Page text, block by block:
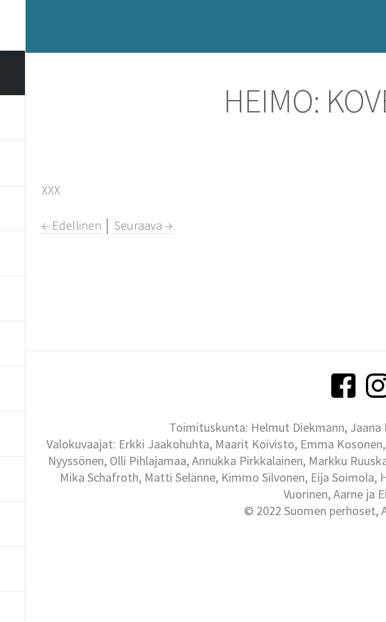
HEIMO:
XXX
← Edellinen │Seuraava →
Toimituskunta: Helmut Diekmann, Jaana
Valokuvaajat: Erkki Jaakohuhta, Maarit Koivisto, Emma
Nyyssönen, Olli Pihlajamaa, Annukka Pirkkalainen, Markku
Mika Schafroth, Matti Selänne, Kimmo Silvonen, Eija
Vuorinen, Aarne ja
© 2022 Suomen perhoset,